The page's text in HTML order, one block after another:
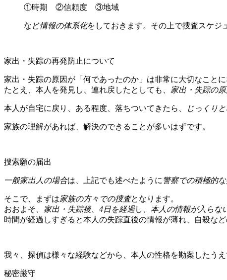
①時期 ②信頼度 ③地域
など情報の体系化をしておきます。その上で捜査スケジ
家出・失踪の再発防止について
家出・失踪の原因が「何であったのか」は非常に大切なことに
たとえ、本人を発見し、連れ戻したとしても、 家出・失踪の
本人が自宅に戻り、ある程度、落ちついてきたら、 じっくり
家族の理解があれば、解決のできることが多いはずです。
捜索願の届出
一般家出人の場合は、上記でも述べたように 警察での積極的
そこで、まずは家族の方々での捜査となります。
おおよそ、 家出・失踪後、4日を経過し、 本人の情報が入らな
時間が経過しすぎると本人の失踪直後の情報が薄れ、自殺など
我々、探偵は様々な経験などから、本人の性格を勘案したう
秘密厳守